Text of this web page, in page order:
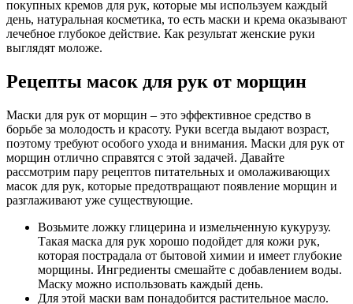
покупных кремов для рук, которые мы используем каждый
день, натуральная косметика, то есть маски и крема оказывают
лечебное глубокое действие. Как результат женские руки
выглядят моложе.
Рецепты масок для рук от морщин
Маски для рук от морщин – это эффективное средство в
борьбе за молодость и красоту. Руки всегда выдают возраст,
поэтому требуют особого ухода и внимания. Маски для рук от
морщин отлично справятся с этой задачей. Давайте
рассмотрим пару рецептов питательных и омолаживающих
масок для рук, которые предотвращают появление морщин и
разглаживают уже существующие.
Возьмите ложку глицерина и измельченную кукурузу.
Такая маска для рук хорошо подойдет для кожи рук,
которая пострадала от бытовой химии и имеет глубокие
морщины. Ингредиенты смешайте с добавлением воды.
Маску можно использовать каждый день.
Для этой маски вам понадобится растительное масло.